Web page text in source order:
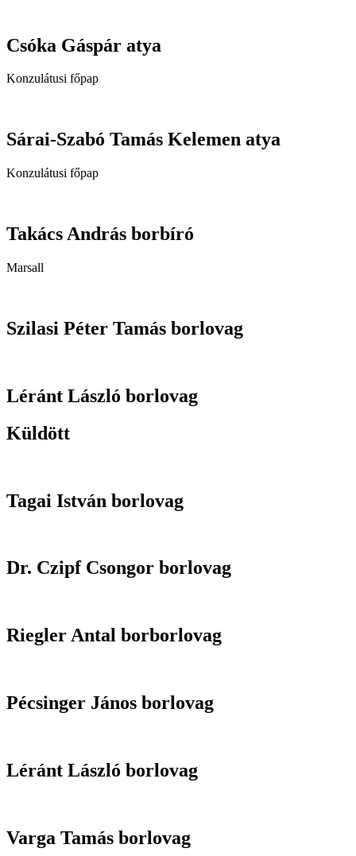
Csóka Gáspár atya
Konzulátusi főpap
Sárai-Szabó Tamás Kelemen atya
Konzulátusi főpap
Takács András borbíró
Marsall
Szilasi Péter Tamás borlovag
Léránt László borlovag
Küldött
Tagai István borlovag
Dr. Czipf Csongor borlovag
Riegler Antal borborlovag
Pécsinger János borlovag
Léránt László borlovag
Varga Tamás borlovag